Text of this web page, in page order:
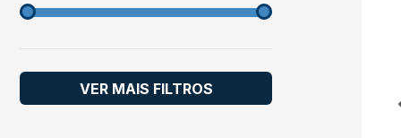
VER MAIS FILTROS